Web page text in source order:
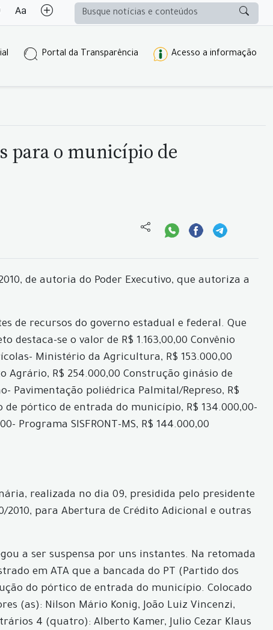
Portal da Transparência Acesso a informação
para o município de
de autoria do Poder Executivo, que autoriza a
de recursos do governo estadual e federal. Que
se o valor de R$ 1.163,00,00 Convênio
Ministério da Agricultura, R$ 153.000,00
Agrário, R$ 254.000,00 Construção ginásio de
Pavimentação poliédrica Palmital/Represo, R$
de pórtico de entrada do município, R$ 134.000,00-
Programa SISFRONT-MS, R$ 144.000,00
realizada no dia 09, presidida pelo presidente
2010, para Abertura de Crédito Adicional e outras
a ser suspensa por uns instantes. Na retomada
em ATA que a bancada do PT (Partido dos
do pórtico de entrada do município. Colocado
(as): Nilson Mário Konig, João Luiz Vincenzi,
4 (quatro): Alberto Kamer, Julio Cezar Klaus